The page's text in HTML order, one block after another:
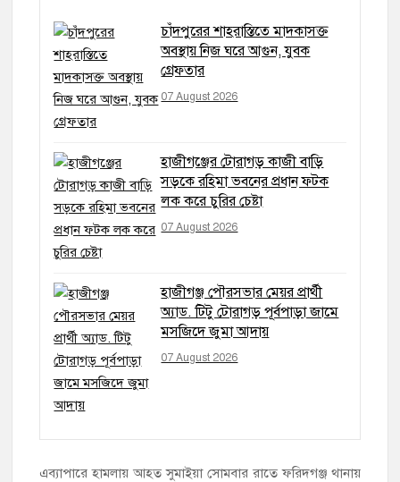
চাঁদপুরের শাহরাস্তিতে মাদকাসক্ত
অবস্থায় নিজ ঘরে আগুন, যুবক
গ্রেফতার
07 August 2026
হাজীগঞ্জের টোরাগড় কাজী বাড়ি
সড়কে রহিমা ভবনের প্রধান ফটক
লক করে চুরির চেষ্টা
07 August 2026
হাজীগঞ্জ পৌরসভার মেয়র প্রার্থী
অ্যাড. টিটু টোরাগড় পূর্বপাড়া জামে
মসজিদে জুমা আদায়
07 August 2026
এব্যাপারে হামলায় আহত সুমাইয়া সোমবার রাতে ফরিদগঞ্জ থানায়